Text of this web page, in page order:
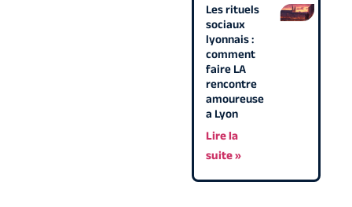
Les rituels
sociaux
lyonnais :
comment
faire LA
rencontre
amoureuse
a Lyon
Lire la
suite »